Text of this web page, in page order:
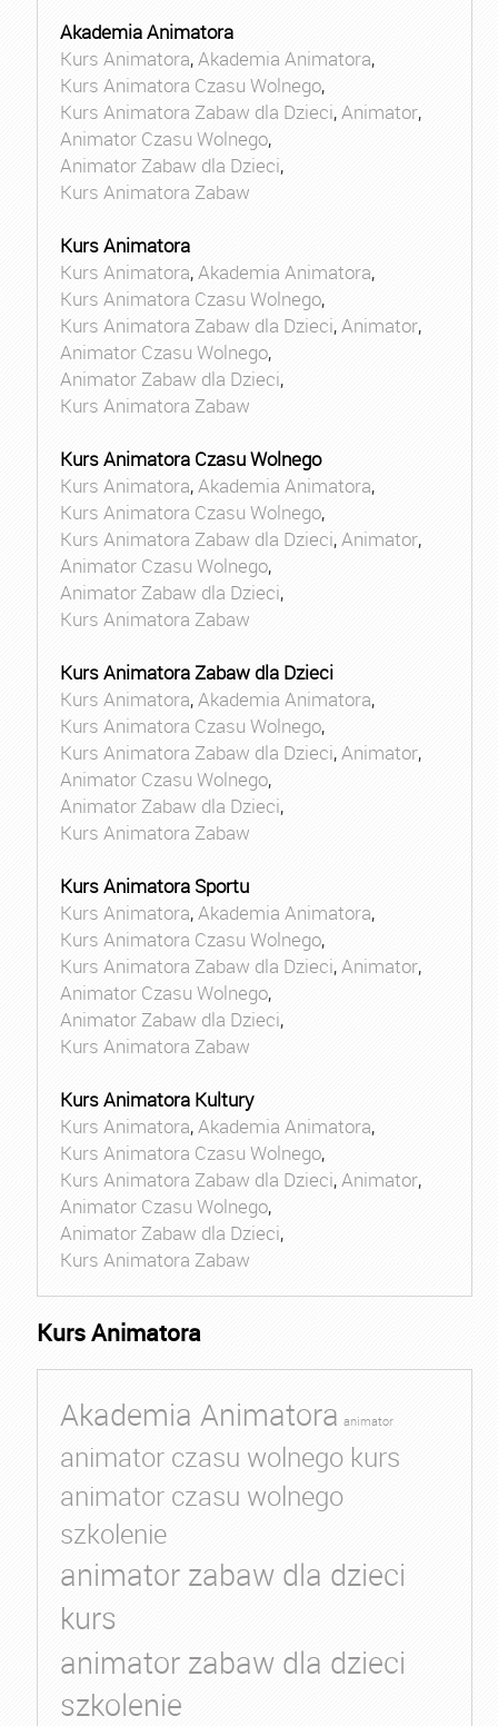
Akademia Animatora
Kurs Animatora,Akademia Animatora,
Kurs Animatora Czasu Wolnego,
Kurs Animatora Zabaw dla Dzieci,Animator,
Animator Czasu Wolnego,
Animator Zabaw dla Dzieci,
Kurs Animatora Zabaw
Kurs Animatora
Kurs Animatora,Akademia Animatora,
Kurs Animatora Czasu Wolnego,
Kurs Animatora Zabaw dla Dzieci,Animator,
Animator Czasu Wolnego,
Animator Zabaw dla Dzieci,
Kurs Animatora Zabaw
Kurs Animatora Czasu Wolnego
Kurs Animatora,Akademia Animatora,
Kurs Animatora Czasu Wolnego,
Kurs Animatora Zabaw dla Dzieci,Animator,
Animator Czasu Wolnego,
Animator Zabaw dla Dzieci,
Kurs Animatora Zabaw
Kurs Animatora Zabaw dla Dzieci
Kurs Animatora,Akademia Animatora,
Kurs Animatora Czasu Wolnego,
Kurs Animatora Zabaw dla Dzieci,Animator,
Animator Czasu Wolnego,
Animator Zabaw dla Dzieci,
Kurs Animatora Zabaw
Kurs Animatora Sportu
Kurs Animatora,Akademia Animatora,
Kurs Animatora Czasu Wolnego,
Kurs Animatora Zabaw dla Dzieci,Animator,
Animator Czasu Wolnego,
Animator Zabaw dla Dzieci,
Kurs Animatora Zabaw
Kurs Animatora Kultury
Kurs Animatora,Akademia Animatora,
Kurs Animatora Czasu Wolnego,
Kurs Animatora Zabaw dla Dzieci,Animator,
Animator Czasu Wolnego,
Animator Zabaw dla Dzieci,
Kurs Animatora Zabaw
Kurs Animatora
Akademia Animatora animator
animator czasu wolnego kurs
animator czasu wolnego
szkolenie
animator zabaw dla dzieci
kurs
animator zabaw dla dzieci
szkolenie